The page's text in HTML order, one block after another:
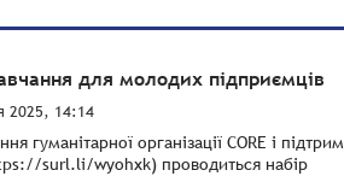
для молодих підприємців
2025, 14:14
гуманітарної організації CORE і
surl.li/wyohxk) проводиться набір